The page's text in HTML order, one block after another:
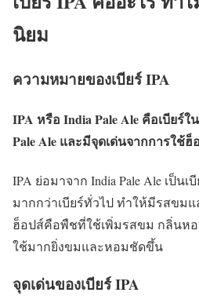
นิยม
ความหมายของเบียร์ IPA
IPA หรือ India Pale Ale คือเบียร์
Pale Ale และมีจุดเด่นจากการใช้
IPA ย่อมาจาก India Pale Ale เป็น
มากกว่าเบียร์ทั่วไป ทำให้มีรสขม
ฮ็อปส์คือพืชที่ใช้เพิ่มรสขม กลิ่นหอ
ใช้มากยิ่งขมและหอมชัดขึ้น
จุดเด่นของเบียร์ IPA